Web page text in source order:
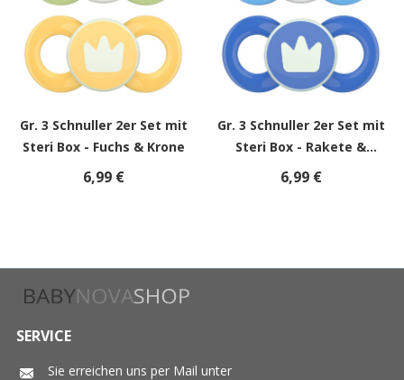
Gr. 3 Schnuller 2er Set mit
Steri Box - Fuchs & Krone
6,99 €
Gr. 3 Schnuller 2er Set mit
Steri Box - Rakete &
Krone
6,99 €
SERVICE
Sie erreichen uns per Mail unter